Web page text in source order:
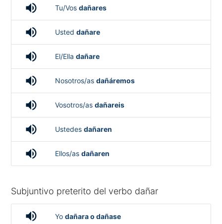
volume_up Tu/Vos dañares
volume_up Usted dañare
volume_up El/Ella dañare
volume_up Nosotros/as dañáremos
volume_up Vosotros/as dañareis
volume_up Ustedes dañaren
volume_up Ellos/as dañaren
Subjuntivo preterito del verbo dañar
volume_up Yo dañara o dañase